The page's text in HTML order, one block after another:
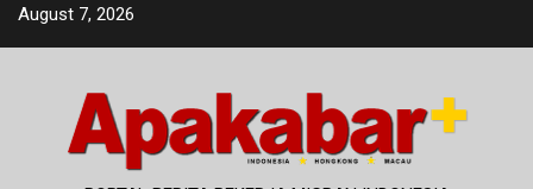
SkipAugust 7, 2026